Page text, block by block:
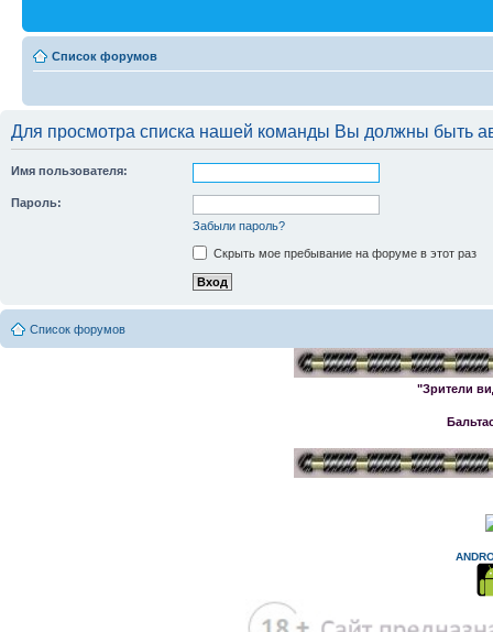
Для просмотра списка нашей команды Вы должны быть
Имя пользователя:
Скрыть мое пребывание на форуме в этот раз
"Зрители